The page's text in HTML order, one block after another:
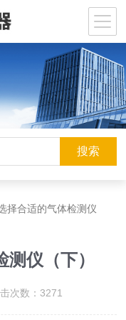
择合适的气体检测仪
仪（下）
次数：3271